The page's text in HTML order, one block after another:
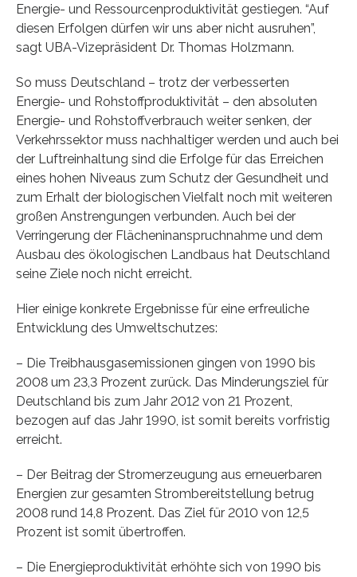
Energie- und Ressourcenproduktivität gestiegen. “Auf
diesen Erfolgen dürfen wir uns aber nicht ausruhen”,
sagt UBA-Vizepräsident Dr. Thomas Holzmann.
So muss Deutschland – trotz der verbesserten
Energie- und Rohstoffproduktivität – den absoluten
Energie- und Rohstoffverbrauch weiter senken, der
Verkehrssektor muss nachhaltiger werden und auch bei
der Luftreinhaltung sind die Erfolge für das Erreichen
eines hohen Niveaus zum Schutz der Gesundheit und
zum Erhalt der biologischen Vielfalt noch mit weiteren
großen Anstrengungen verbunden. Auch bei der
Verringerung der Flächeninanspruchnahme und dem
Ausbau des ökologischen Landbaus hat Deutschland
seine Ziele noch nicht erreicht.
Hier einige konkrete Ergebnisse für eine erfreuliche
Entwicklung des Umweltschutzes:
– Die Treibhausgasemissionen gingen von 1990 bis
2008 um 23,3 Prozent zurück. Das Minderungsziel für
Deutschland bis zum Jahr 2012 von 21 Prozent,
bezogen auf das Jahr 1990, ist somit bereits vorfristig
erreicht.
– Der Beitrag der Stromerzeugung aus erneuerbaren
Energien zur gesamten Strombereitstellung betrug
2008 rund 14,8 Prozent. Das Ziel für 2010 von 12,5
Prozent ist somit übertroffen.
– Die Energieproduktivität erhöhte sich von 1990 bis